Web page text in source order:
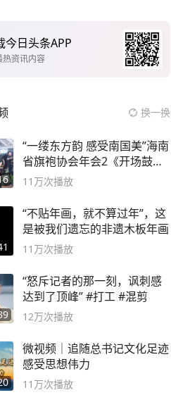
今日头条APP
热资讯内容
换一换
“一缕东方韵 感受南国美”海南
省旗袍协会年会2《开场鼓》
二团
11万次播放
“不贴年画，就不算过年”，这
是被我们遗忘的非遗木板年画
11万次播放
“怒斥记者的那一刻，讽刺感
达到了顶峰” #打工 #混剪
12万次播放
微视频｜追随总书记文化足迹
感受思想伟力
11万次播放